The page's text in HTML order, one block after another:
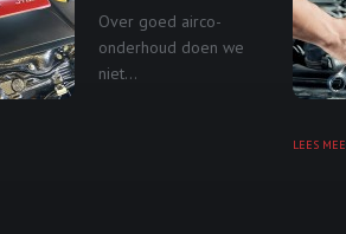
Over goed airco-
onderhoud doen we
niet...
LEES